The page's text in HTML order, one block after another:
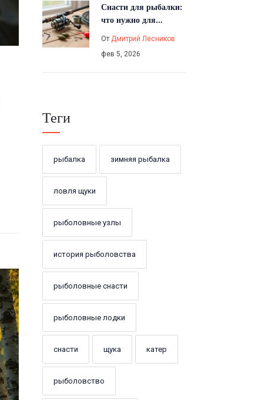
Снасти для рыбалки:
что нужно для
рыболовов
От Дмитрий Лесников
фев 5, 2026
Теги
рыбалка зимняя рыбалка
ловля щуки
рыболовные узлы
история рыболовства
рыболовные снасти
рыболовные лодки
снасти щука катер
рыболовство